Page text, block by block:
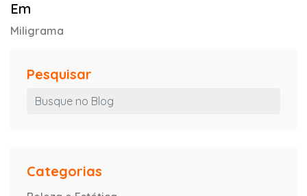
Em
Miligrama
Pesquisar
Categorias